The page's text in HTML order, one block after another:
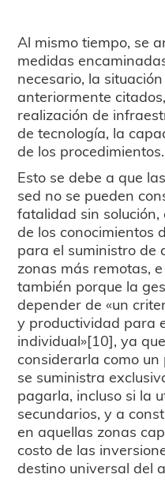
Al mismo tiempo, se
medidas
necesario, la
anteriormente
realización de
de tecnología, la
de los procedimientos.
Esto se debe a que
sed no se pueden
fatalidad sin
de los conocimientos
para el suministro de
zonas más remotas,
también porque la
depender de «un
y productividad para
individual»[10], ya
considerarla como
se suministra
pagarla, incluso si la
secundarios, y a
en aquellas zonas
costo de las
destino universal del